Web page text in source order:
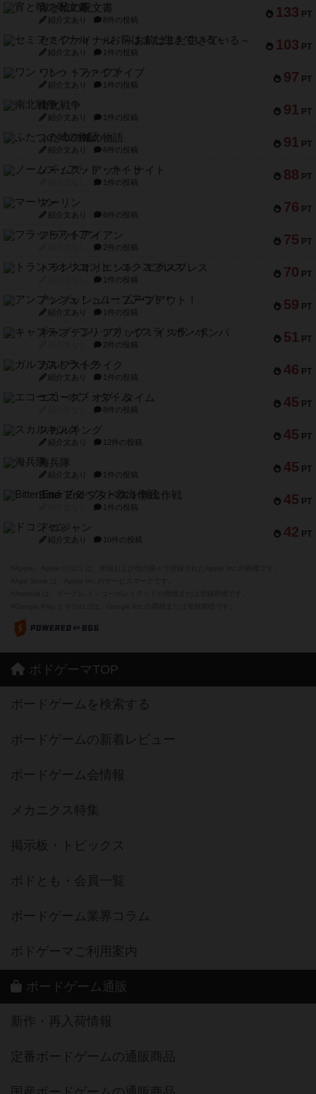
133 PT
宵と暁の呪文書
紹介文あり 8件の投稿
103 PT
セミファイナル ～お前はまだ生きている～
紹介文あり 1件の投稿
97 PT
ワン・トゥ・ファイブ
紹介文あり 1件の投稿
91 PT
南北戦争
紹介文あり 1件の投稿
91 PT
ふたつの城の物語
紹介文あり 6件の投稿
88 PT
ノームズ・アット・ナイト
1件の投稿
76 PT
マーリン
紹介文あり 6件の投稿
75 PT
フラットアイアン
2件の投稿
70 PT
トランスオリエント・エクスプレス
1件の投稿
59 PT
アンブッシュ！：ムーブアウト！
紹介文あり 1件の投稿
51 PT
キャプテン・フリップ：イスラ・ボンバ
2件の投稿
46 PT
ガルフストライク
紹介文あり 1件の投稿
45 PT
エコーズ・オブ・タイム
8件の投稿
45 PT
スカルキング
紹介文あり 12件の投稿
45 PT
海兵隊
紹介文あり 1件の投稿
45 PT
Bitter End ブタペスト救出作戦
1件の投稿
42 PT
ドコジャン
紹介文あり 10件の投稿
ボドゲーマTOP
ボードゲームを検索する
ボードゲームの新着レビュー
ボードゲーム会情報
メカニクス特集
掲示板・トピックス
ボドとも・会員一覧
ボードゲーム業界コラム
ボドゲーマご利用案内
ボードゲーム通販
新作・再入荷情報
定番ボードゲームの通販商品